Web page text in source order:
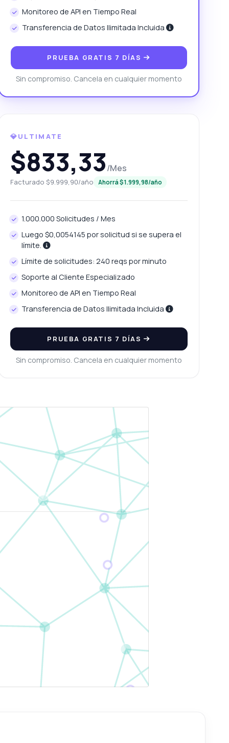
Monitoreo de API en Tiempo Real
Transferencia de Datos Ilimitada Incluida
PRUEBA GRATIS 7 DÍAS
Sin compromiso. Cancela en cualquier momento
💎ULTIMATE
$833,33/Mes
Facturado $9.999,90/año Ahorrá $1.999,98/año
1.000.000 Solicitudes / Mes
Luego $0,0054145 por solicitud si se supera el
límite.
Límite de solicitudes: 240 reqs por minuto
Soporte al Cliente Especializado
Monitoreo de API en Tiempo Real
Transferencia de Datos Ilimitada Incluida
PRUEBA GRATIS 7 DÍAS
Sin compromiso. Cancela en cualquier momento